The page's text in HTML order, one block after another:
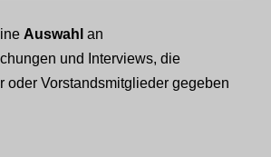
Auswahl an
und Interviews, die
oder Vorstandsmitglieder gegeben